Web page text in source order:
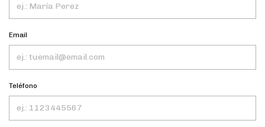
Email
Teléfono